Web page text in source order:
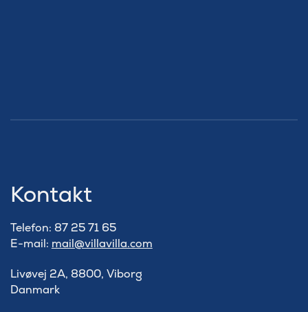
Kontakt
Telefon: 87 25 71 65
E-mail: mail@villavilla.com
Livøvej 2A, 8800, Viborg
Danmark